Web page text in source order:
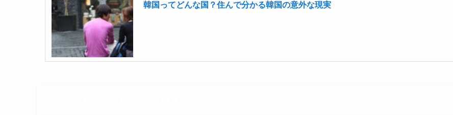
韓国ってどんな国？住んで分かる韓国の意外な現実